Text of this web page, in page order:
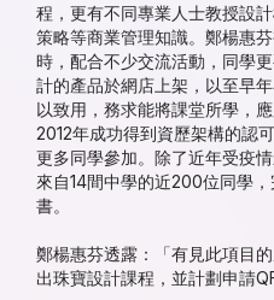
程，更有不同專業人士教授設
策略等商業管理知識。鄭楊惠
時，配合不少交流活動，同學
計的產品於網店上架，以至早
以致用，務求能將課堂所學，
2012年成功得到資歷架構的認
更多同學參加。除了近年受疫
來自14間中學的近200位同學
書。
鄭楊惠芬透露：「有見此項目
出珠寶設計課程，並計劃申請